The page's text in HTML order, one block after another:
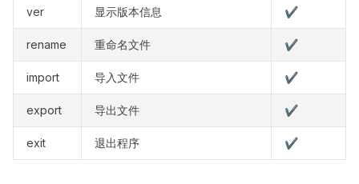
ver 显示版本信息 ✔️
rename 重命名文件 ✔️
import 导入文件 ✔️
export 导出文件 ✔️
exit 退出程序 ✔️